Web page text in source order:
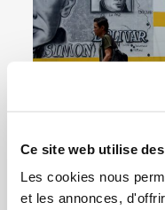
Ce site web utilise des
Les cookies nous
et les annonces,
ph. George